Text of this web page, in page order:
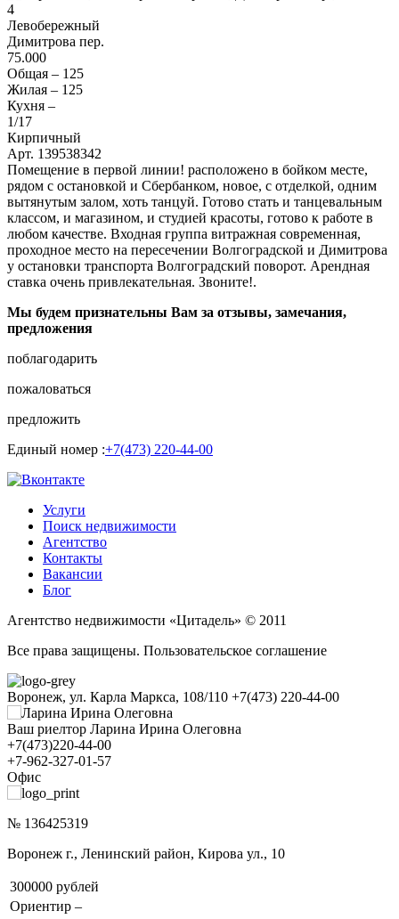
4
Левобережный
Димитрова пер.
75.000
Общая – 125
Жилая – 125
Кухня –
1/17
Кирпичный
Арт. 139538342
Помещение в первой линии! расположено в бойком месте,
рядом с остановкой и Сбербанком, новое, с отделкой, одним
вытянутым залом, хоть танцуй. Готово стать и танцевальным
классом, и магазином, и студией красоты, готово к работе в
любом качестве. Входная группа витражная современная,
проходное место на пересечении Волгоградской и Димитрова
у остановки транспорта Волгоградский поворот. Арендная
ставка очень привлекательная. Звоните!.
Мы будем признательны Вам за отзывы, замечания,
предложения
поблагодарить
пожаловаться
предложить
Единый номер :+7(473) 220-44-00
Услуги
Поиск недвижимости
Агентство
Контакты
Вакансии
Блог
Агентство недвижимости «Цитадель» © 2011
Все права защищены. Пользовательское соглашение
Воронеж, ул. Карла Маркса, 108/110 +7(473) 220-44-00
Ваш риелтор Ларина Ирина Олеговна
+7(473)220-44-00
+7-962-327-01-57
Офис
№ 136425319
Воронеж г., Ленинский район, Кирова ул., 10
300000 рублей
Ориентир –